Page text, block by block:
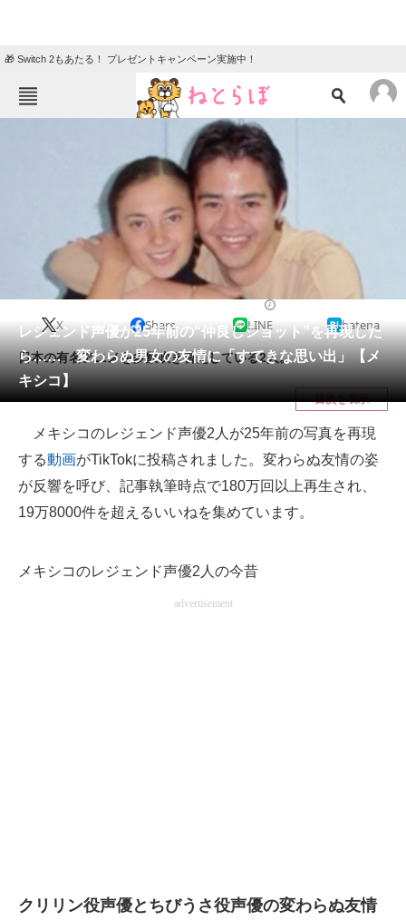
🎁 Switch 2もあたる！ プレゼントキャンペーン実施中！
ニュース
地域
教育・育児
リサーチ
会員記事
メディア
注目記事を集めた総合ページ
スマホと通信の最新トレンド
進化するPCとデバイスの未来
好きが集まる 比べて選べる
ビジネスと働き方のヒント
製造業のIT導入・活用を支援
レジェンド声優が25年前の“仲良しショット”を再現した
ら…… 変わらぬ男女の友情に「すてきな思い出」【メ
キシコ】
X Share LINE hatena
日本の有名アニメを多数吹き替えしている2人。
目次を表示
メキシコのレジェンド声優2人が25年前の写真を再現
する動画がTikTokに投稿されました。変わらぬ友情の姿
が反響を呼び、記事執筆時点で180万回以上再生され、
19万8000件を超えるいいねを集めています。
メキシコのレジェンド声優2人の今昔
advertisement
クリリン役声優とちびうさ役声優の変わらぬ友情